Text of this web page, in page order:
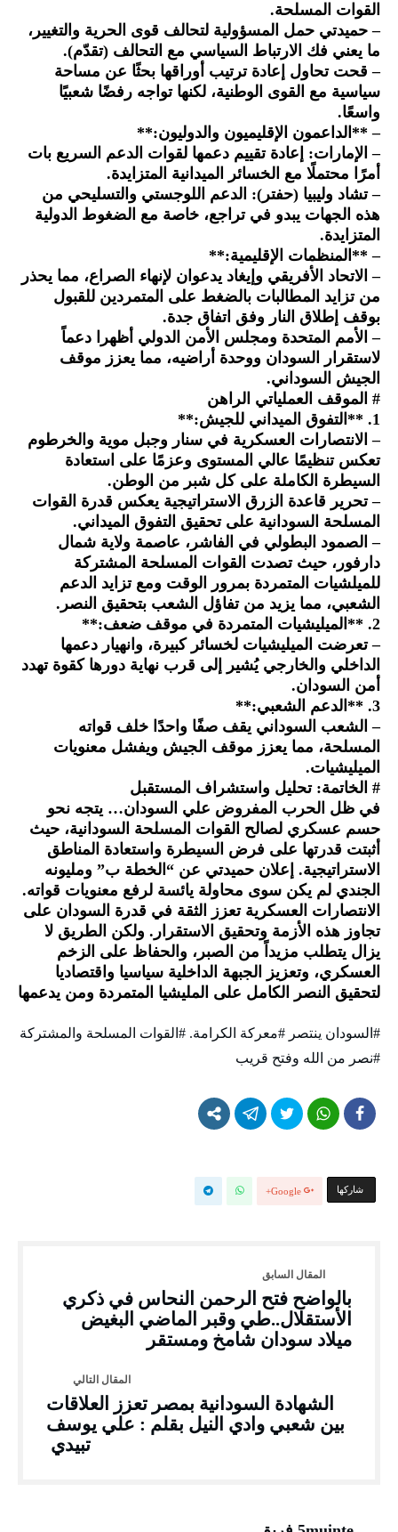
القوات المسلحة.
– حميدتي حمل المسؤولية لتحالف قوى الحرية والتغيير،
ما يعني فك الارتباط السياسي مع التحالف (تقدّم).
– قحت تحاول إعادة ترتيب أوراقها بحثًا عن مساحة
سياسية مع القوى الوطنية، لكنها تواجه رفضًا شعبيًا
واسعًا.
– **الداعمون الإقليميون والدوليون:**
– الإمارات: إعادة تقييم دعمها لقوات الدعم السريع بات
أمرًا محتملًا مع الخسائر الميدانية المتزايدة.
– تشاد وليبيا (حفتر): الدعم اللوجستي والتسليحي من
هذه الجهات يبدو في تراجع، خاصة مع الضغوط الدولية
المتزايدة.
– **المنظمات الإقليمية:**
– الاتحاد الأفريقي وإيغاد يدعوان لإنهاء الصراع، مما يحذر
من تزايد المطالبات بالضغط على المتمردين للقبول
بوقف إطلاق النار وفق اتفاق جدة.
– الأمم المتحدة ومجلس الأمن الدولي أظهرا دعماً
لاستقرار السودان ووحدة أراضيه، مما يعزز موقف
الجيش السوداني.
# الموقف العملياتي الراهن
1. **التفوق الميداني للجيش:**
– الانتصارات العسكرية في سنار وجبل موية والخرطوم
تعكس تنظيمًا عالي المستوى وعزمًا على استعادة
السيطرة الكاملة على كل شبر من الوطن.
– تحرير قاعدة الزرق الاستراتيجية يعكس قدرة القوات
المسلحة السودانية على تحقيق التفوق الميداني.
– الصمود البطولي في الفاشر، عاصمة ولاية شمال
دارفور، حيث تصدت القوات المسلحة المشتركة
للميلشيات المتمردة بمرور الوقت ومع تزايد الدعم
الشعبي، مما يزيد من تفاؤل الشعب بتحقيق النصر.
2. **الميليشيات المتمردة في موقف ضعف:**
– تعرضت الميليشيات لخسائر كبيرة، وانهيار دعمها
الداخلي والخارجي يُشير إلى قرب نهاية دورها كقوة تهدد
أمن السودان.
3. **الدعم الشعبي:**
– الشعب السوداني يقف صفًا واحدًا خلف قواته
المسلحة، مما يعزز موقف الجيش ويفشل معنويات
الميليشيات.
# الخاتمة: تحليل واستشراف المستقبل
في ظل الحرب المفروض علي السودان… يتجه نحو
حسم عسكري لصالح القوات المسلحة السودانية، حيث
أثبتت قدرتها على فرض السيطرة واستعادة المناطق
الاستراتيجية. إعلان حميدتي عن “الخطة ب” ومليونه
الجندي لم يكن سوى محاولة يائسة لرفع معنويات قواته.
الانتصارات العسكرية تعزز الثقة في قدرة السودان على
تجاوز هذه الأزمة وتحقيق الاستقرار. ولكن الطريق لا
يزال يتطلب مزيداً من الصبر، والحفاظ على الزخم
العسكري، وتعزيز الجبهة الداخلية سياسيا واقتصاديا
لتحقيق النصر الكامل على المليشيا المتمردة ومن يدعمها
#السودان ينتصر #معركة الكرامة. #القوات المسلحة والمشتركة
#نصر من الله وفتح قريب
‫‫ شاركها‬ Google+
بالواضح فتح الرحمن النحاس في ذكري
الأستقلال..طي وقبر الماضي البغيض
ميلاد سودان شامخ ومستقر
الشهادة السودانية بمصر تعزز العلاقات
بين شعبي وادي النيل بقلم : علي يوسف
تبيدي